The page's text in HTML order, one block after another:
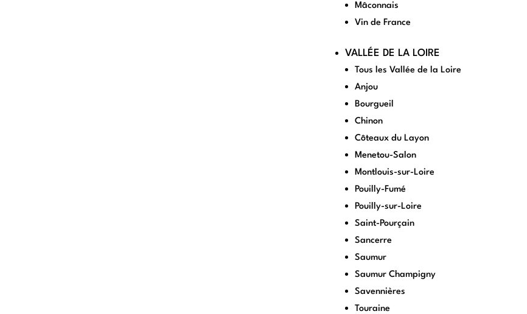
Mâconnais
Vin de France
VALLÉE DE LA LOIRE
Tous les Vallée de la Loire
Anjou
Bourgueil
Chinon
Côteaux du Layon
Menetou-Salon
Montlouis-sur-Loire
Pouilly-Fumé
Pouilly-sur-Loire
Saint-Pourçain
Sancerre
Saumur
Saumur Champigny
Savennières
Touraine